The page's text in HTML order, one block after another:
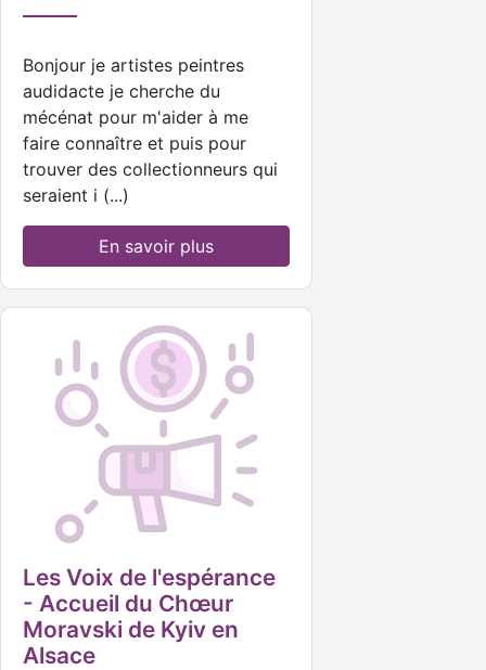
Bonjour je artistes peintres
audidacte je cherche du
mécénat pour m'aider à me
faire connaître et puis pour
trouver des collectionneurs qui
seraient i (...)
En savoir plus
Les Voix de l'espérance
- Accueil du Chœur
Moravski de Kyiv en
Alsace